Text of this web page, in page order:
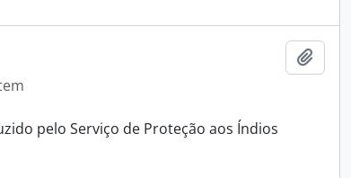
pelo Serviço de Proteção aos Índios